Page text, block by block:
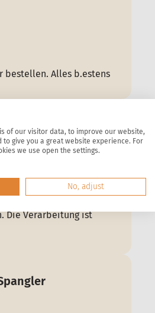
bestellen. Alles b.estens
bestens für den
Die Verarbeitung ist
of our visitor data, to improve our website,
give you a great website experience. For
we use open the settings.
No, adjust